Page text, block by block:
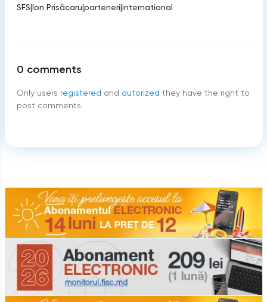
SFS|Ion Prisăcaru|parteneri|international
0 comments
Only users registered and autorized they have the right to
post comments.